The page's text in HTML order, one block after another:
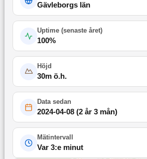
Gävleborgs län
Uptime (senaste året)
100%
Höjd
30m ö.h.
Data sedan
2024-04-08(2 år 3 mån)
Mätintervall
Var 3:e minut